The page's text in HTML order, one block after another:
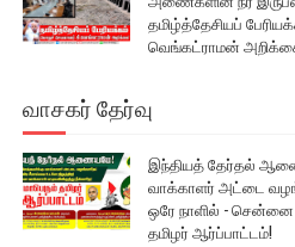
தமிழ்த்தேசியப்
வெங்கட்ராமன்
வாசகர் தேர்வு
இந்தியத் தேர்தல்
வாக்காளர் அட்டை
ஒரே நாளில் - சென்னை
தமிழர் ஆர்ப்பாட்டம்!